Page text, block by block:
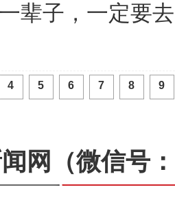
辈子，一定要
4 5 6 7 8 9
网 （微信号